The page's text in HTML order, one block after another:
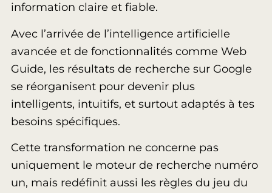
information claire et fiable.
Avec l’arrivée de l’intelligence artificielle
avancée et de fonctionnalités comme Web
Guide, les résultats de recherche sur Google
se réorganisent pour devenir plus
intelligents, intuitifs, et surtout adaptés à tes
besoins spécifiques.
Cette transformation ne concerne pas
uniquement le moteur de recherche numéro
un, mais redéfinit aussi les règles du jeu du